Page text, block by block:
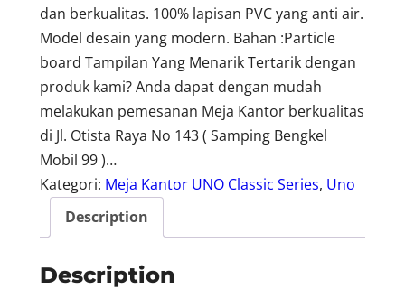
dan berkualitas. 100% lapisan PVC yang anti air.
Model desain yang modern. Bahan :Particle
board Tampilan Yang Menarik Tertarik dengan
produk kami? Anda dapat dengan mudah
melakukan pemesanan Meja Kantor berkualitas
di Jl. Otista Raya No 143 ( Samping Bengkel
Mobil 99 )…
Kategori: Meja Kantor UNO Classic Series, Uno
Description
Description